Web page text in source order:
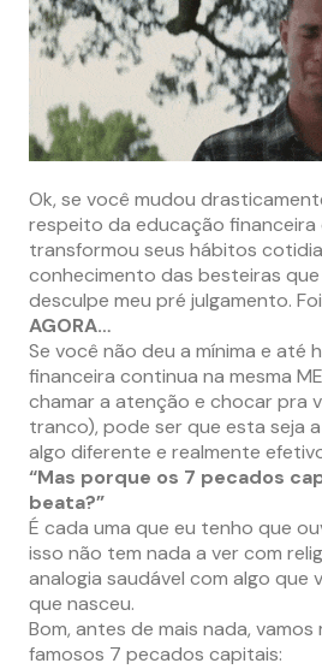
Ok, se você mudou
respeito da educação financeira
transformou seus hábitos
conhecimento das besteiras
desculpe meu pré julgamento.
AGORA…
Se você não deu a mínima e até
financeira continua na mesma
chamar a atenção e chocar pra
tranco), pode ser que esta seja
algo diferente e realmente
“Mas porque os 7 pecados
beata?”
É cada uma que eu tenho que
isso não tem nada a ver com
analogia saudável com algo que
que nasceu.
Bom, antes de mais nada,
famosos 7 pecados capitais: